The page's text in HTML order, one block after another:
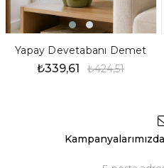
Yapay Devetabanı Demet
₺339,61 ₺424,51